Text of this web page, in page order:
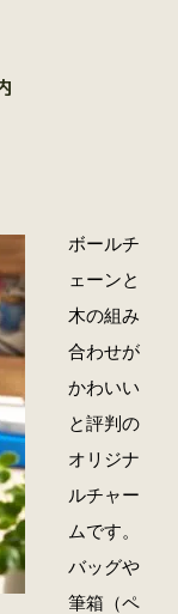
ボールチ
ェーンと
木の組み
合わせが
かわいい
と評判の
オリジナ
ルチャー
ムです。
バッグや
筆箱（ペ